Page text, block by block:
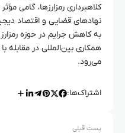
کلاهبرداری رمزارزها، گامی
نهادهای قضایی و اقتصاد
به کاهش جرایم در حوزه
همکاری بین‌المللی در مقابله
می‌رود.
اشتراک‌ها:
پست قبلی